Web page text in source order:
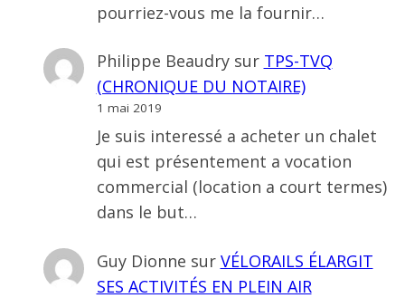
pourriez-vous me la fournir…
Philippe Beaudrysur TPS-TVQ
(CHRONIQUE DU NOTAIRE)
1 mai 2019
Je suis interessé a acheter un chalet
qui est présentement a vocation
commercial (location a court termes)
dans le but…
Guy Dionne sur VÉLORAILS ÉLARGIT
SES ACTIVITÉS EN PLEIN AIR